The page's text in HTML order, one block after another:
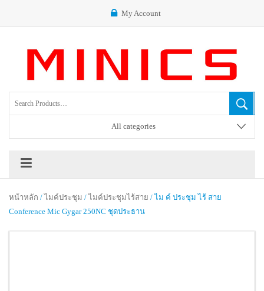
My Account
All categories
หน้าหลัก /ไมค์ประชุม /ไมค์ประชุมไร้สาย / ไม ค์ ประชุม ไร้ สาย
Conference Mic Gygar 250NC ชุดประธาน